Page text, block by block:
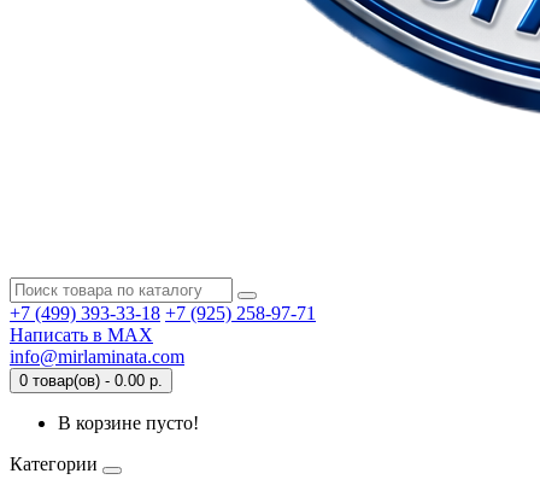
+7 (499) 393-33-18 +7 (925) 258-97-71
Написать в MAX
info@mirlaminata.com
0 товар(ов) - 0.00 р.
В корзине пусто!
Категории